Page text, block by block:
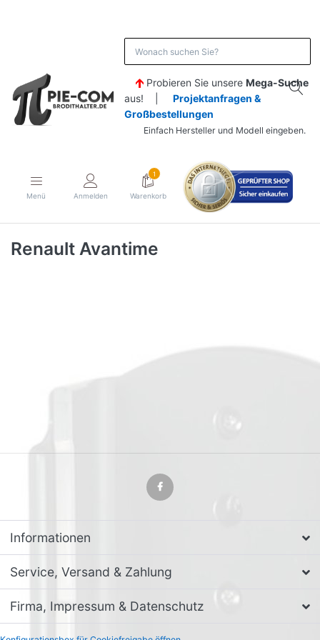
Probieren Sie unsere Mega-Suche
aus! | Projektanfragen &
Großbestellungen
Einfach Hersteller und Modell eingeben.
Menü Anmelden
1
Warenkorb
Renault Avantime
Informationen
Service, Versand & Zahlung
Firma, Impressum & Datenschutz